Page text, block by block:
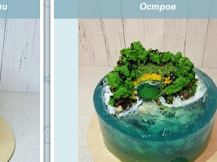
Остров